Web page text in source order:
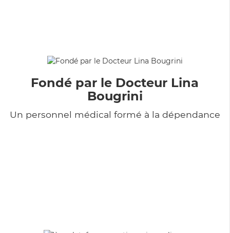
Fondé par le Docteur Lina
Bougrini
Un personnel médical formé à la dépendance